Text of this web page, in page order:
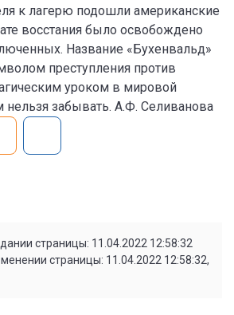
к лагерю подошли американские
восстания было освобождено
Название «Бухенвальд»
преступления против
уроком в мировой
нельзя забывать. А.Ф. Селиванова
страницы: 11.04.2022 12:58:32
страницы: 11.04.2022 12:58:32,